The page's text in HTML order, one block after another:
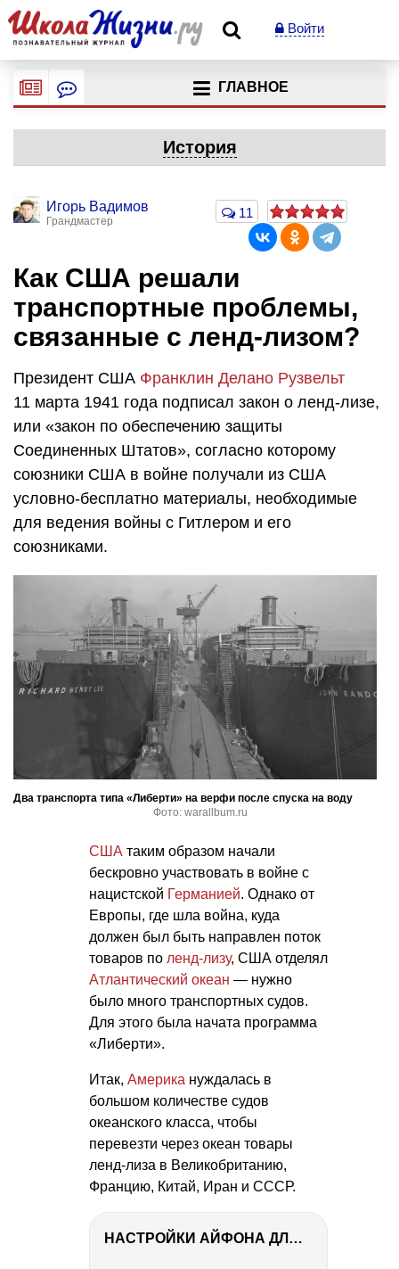
Войти
ГЛАВНОЕ
История
Игорь Вадимов
Грандмастер
11
Как США решали
транспортные проблемы,
связанные с ленд-лизом?
Президент США Франклин Делано Рузвельт
11 марта 1941 года подписал закон о ленд-лизе,
или «закон по обеспечению защиты
Соединенных Штатов», согласно которому
союзники США в войне получали из США
условно-бесплатно материалы, необходимые
для ведения войны с Гитлером и его
союзниками.
Два транспорта типа «Либерти» на верфи после спуска на воду
Фото: warallbum.ru
США таким образом начали
бескровно участвовать в войне с
нацистской Германией. Однако от
Европы, где шла война, куда
должен был быть направлен поток
товаров по ленд-лизу, США отделял
Атлантический океан — нужно
было много транспортных судов.
Для этого была начата программа
«Либерти».
Итак, Америка нуждалась в
большом количестве судов
океанского класса, чтобы
перевезти через океан товары
ленд-лиза в Великобританию,
Францию, Китай, Иран и СССР.
НАСТРОЙКИ АЙФОНА ДЛЯ ФОТО И ВИДЕО